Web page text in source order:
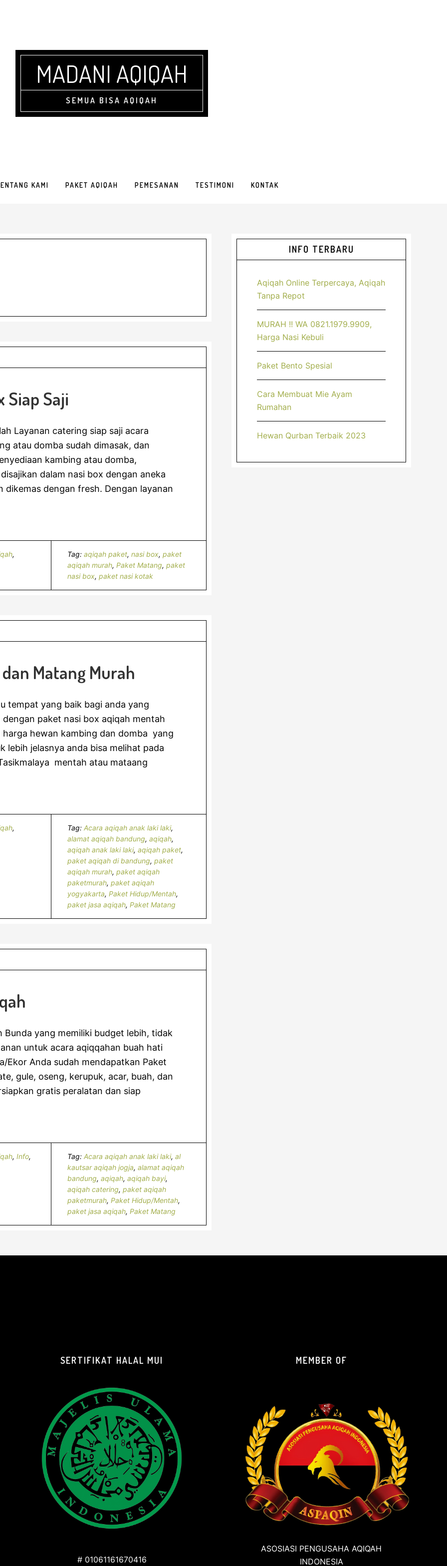
MADANI AQIQAH
SEMUA BISA AQIQAH
KAMI PAKET AQIQAH PEMESANAN TESTIMONI KONTAK
Siap Saji
Layanan catering siap saji acara
atau domba sudah dimasak, dan
kambing atau domba,
dalam nasi box dengan aneka
dikemas dengan fresh. Dengan layanan
,
Tag: aqiqah paket, nasi box, paket
aqiqah murah, Paket Matang, paket
nasi box, paket nasi kotak
Matang Murah
tempat yang baik bagi anda yang
paket nasi box aqiqah mentah
hewan kambing dan domba yang
lebih jelasnya anda bisa melihat pada
mentah atau mataang
,
Tag: Acara aqiqah anak laki laki,
alamat aqiqah bandung, aqiqah,
aqiqah anak laki laki, aqiqah paket,
paket aqiqah di bandung, paket
aqiqah murah, paket aqiqah
paketmurah, paket aqiqah
yogyakarta, Paket Hidup/Mentah,
paket jasa aqiqah, Paket Matang
Bunda yang memiliki budget lebih, tidak
untuk acara aqiqqahan buah hati
Ekor Anda sudah mendapatkan Paket
gule, oseng, kerupuk, acar, buah, dan
gratis peralatan dan siap
, Info,
Tag: Acara aqiqah anak laki laki, al
kautsar aqiqah jogja, alamat aqiqah
bandung, aqiqah, aqiqah bayi,
aqiqah catering, paket aqiqah
paketmurah, Paket Hidup/Mentah,
paket jasa aqiqah, Paket Matang
Sidebar
Utama
INFO TERBARU
Aqiqah Online Terpercaya, Aqiqah
Tanpa Repot
MURAH !! WA 0821.1979.9909,
Harga Nasi Kebuli
Paket Bento Spesial
Cara Membuat Mie Ayam
Rumahan
Hewan Qurban Terbaik 2023
SERTIFIKAT HALAL MUI
# 01061161670416
MEMBER OF
ASOSIASI PENGUSAHA AQIQAH
INDONESIA